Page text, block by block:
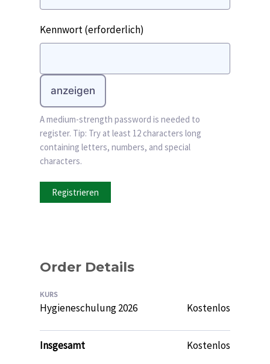
Kennwort(erforderlich)
anzeigen
A medium-strength password is needed to
register. Tip: Try at least 12 characters long
containing letters, numbers, and special
characters.
Order Details
KURS
Hygieneschulung 2026 Kostenlos
Insgesamt Kostenlos